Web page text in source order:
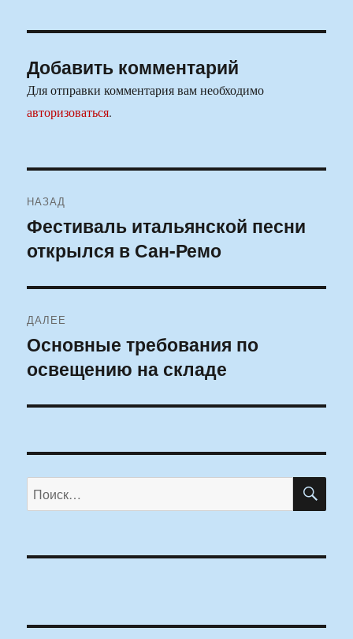
Добавить комментарий
Для отправки комментария вам необходимо
авторизоваться.
по
записям
НАЗАД
Предыдущая
запись:
Фестиваль итальянской песни
открылся в Сан-Ремо
ДАЛЕЕ
Следующая
запись:
Основные требования по
освещению на складе
Искать: